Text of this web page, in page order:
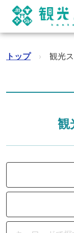
トップ › 観光
観